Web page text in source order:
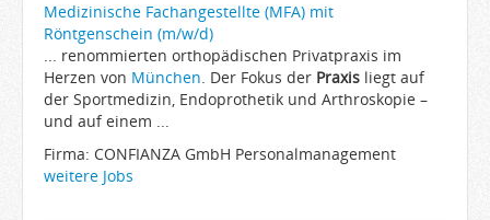
Medizinische Fachangestellte (MFA) mit
Röntgenschein (m/w/d)
... renommierten orthopädischen Privatpraxis im
Herzen von München. Der Fokus der Praxis liegt auf
der Sportmedizin, Endoprothetik und Arthroskopie –
und auf einem ...
Firma: CONFIANZA GmbH Personalmanagement
weitere Jobs